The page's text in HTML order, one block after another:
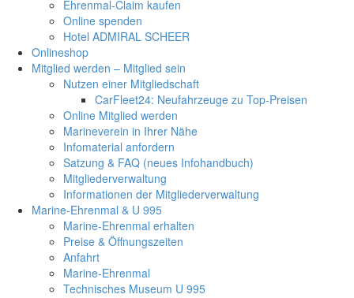
Ehrenmal-Claim kaufen
Online spenden
Hotel ADMIRAL SCHEER
Onlineshop
Mitglied werden – Mitglied sein
Nutzen einer Mitgliedschaft
CarFleet24: Neufahrzeuge zu Top-Preisen
Online Mitglied werden
Marineverein in Ihrer Nähe
Infomaterial anfordern
Satzung & FAQ (neues Infohandbuch)
Mitgliederverwaltung
Informationen der Mitgliederverwaltung
Marine-Ehrenmal & U 995
Marine-Ehrenmal erhalten
Preise & Öffnungszeiten
Anfahrt
Marine-Ehrenmal
Technisches Museum U 995